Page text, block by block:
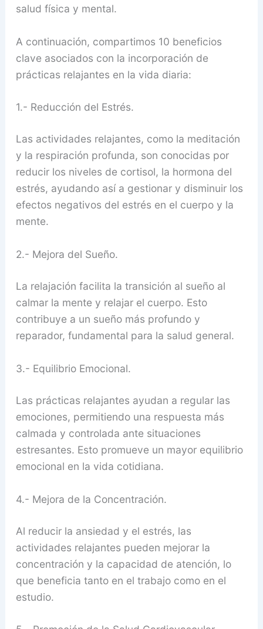
salud física y mental.
A continuación, compartimos 10 beneficios
clave asociados con la incorporación de
prácticas relajantes en la vida diaria:
1.- Reducción del Estrés.
Las actividades relajantes, como la meditación
y la respiración profunda, son conocidas por
reducir los niveles de cortisol, la hormona del
estrés, ayudando así a gestionar y disminuir los
efectos negativos del estrés en el cuerpo y la
mente.
2.- Mejora del Sueño.
La relajación facilita la transición al sueño al
calmar la mente y relajar el cuerpo. Esto
contribuye a un sueño más profundo y
reparador, fundamental para la salud general.
3.- Equilibrio Emocional.
Las prácticas relajantes ayudan a regular las
emociones, permitiendo una respuesta más
calmada y controlada ante situaciones
estresantes. Esto promueve un mayor equilibrio
emocional en la vida cotidiana.
4.- Mejora de la Concentración.
Al reducir la ansiedad y el estrés, las
actividades relajantes pueden mejorar la
concentración y la capacidad de atención, lo
que beneficia tanto en el trabajo como en el
estudio.